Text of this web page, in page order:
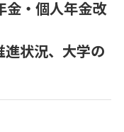
金・個人年金改
進状況、大学の